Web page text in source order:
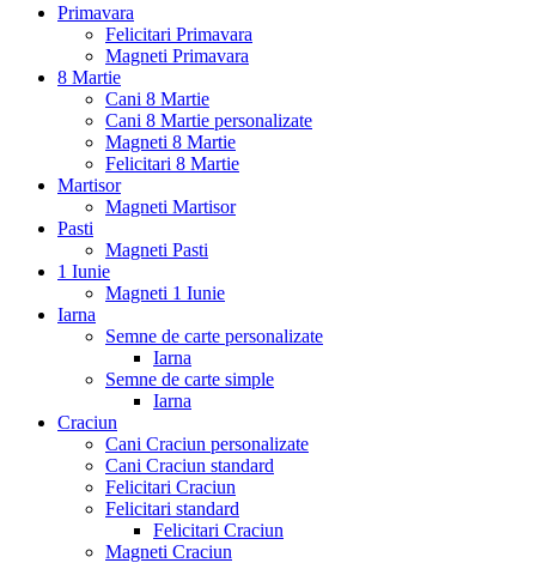
Primavara
Felicitari Primavara
Magneti Primavara
8 Martie
Cani 8 Martie
Cani 8 Martie personalizate
Magneti 8 Martie
Felicitari 8 Martie
Martisor
Magneti Martisor
Pasti
Magneti Pasti
1 Iunie
Magneti 1 Iunie
Iarna
Semne de carte personalizate
Iarna
Semne de carte simple
Iarna
Craciun
Cani Craciun personalizate
Cani Craciun standard
Felicitari Craciun
Felicitari standard
Felicitari Craciun
Magneti Craciun